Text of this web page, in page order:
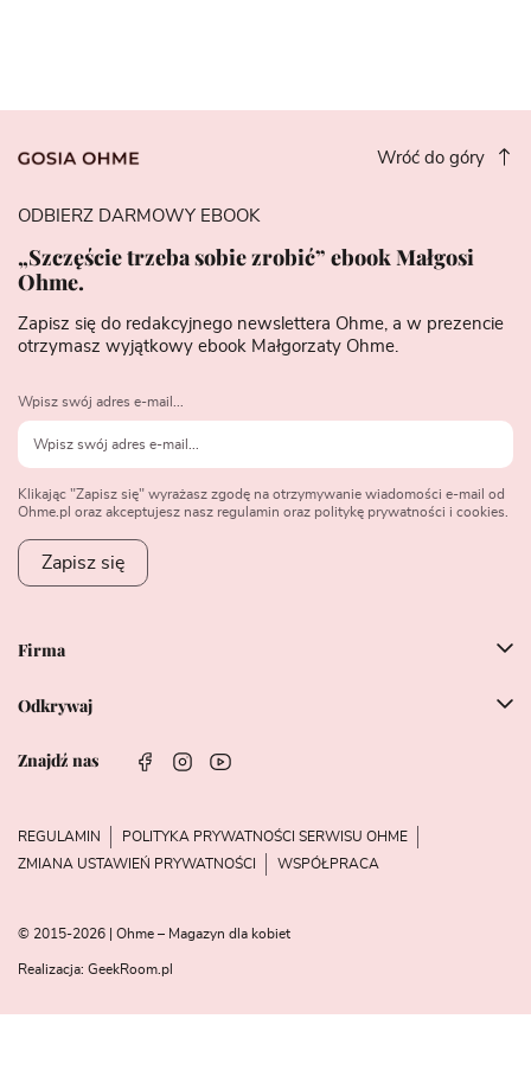
Wróć do góry
Firma
Odkrywaj
Znajdź nas
ODBIERZ DARMOWY EBOOK
„Szczęście trzeba sobie zrobić” ebook Małgosi
Ohme.
Zapisz się do redakcyjnego newslettera Ohme, a w prezencie
otrzymasz wyjątkowy ebook Małgorzaty Ohme.
Wpisz swój adres e-mail...
Klikając "Zapisz się" wyrażasz zgodę na otrzymywanie wiadomości e-mail od
Ohme.pl oraz akceptujesz nasz regulamin oraz politykę prywatności i cookies.
Zapisz się
REGULAMIN
POLITYKA PRYWATNOŚCI SERWISU OHME
ZMIANA USTAWIEŃ PRYWATNOŚCI
WSPÓŁPRACA
© 2015-2026 | Ohme – Magazyn dla kobiet
Realizacja: GeekRoom.pl